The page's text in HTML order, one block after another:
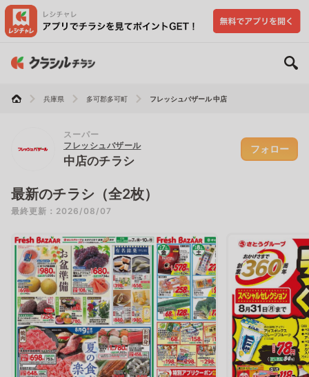
兵庫県 多可郡多可町 フレッシュバザール 中店
スーパー
フレッシュバザール
中店のチラシ
フォロー
最新のチラシ（全2枚）
最終更新：2026/08/07